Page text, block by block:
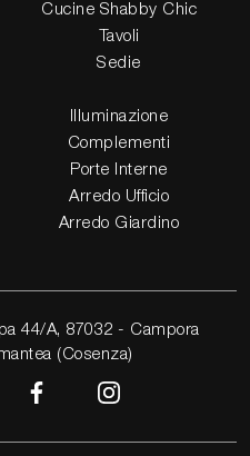
Cucine Shabby Chic
Tavoli
Sedie
Illuminazione
Complementi
Porte Interne
Arredo Ufficio
Arredo Giardino
44/A, 87032 - Campora
(Cosenza)